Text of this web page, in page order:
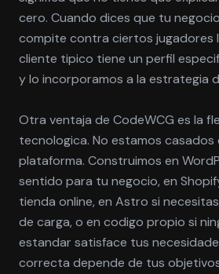
cero. Cuando dices que tu
compite contra ciertos jugadores
cliente tipico tiene un perfil
y lo incorporamos a la estrategia
Otra ventaja de CodeWCG es la
tecnologica. No estamos casados
plataforma. Construimos en
sentido para tu negocio, en
tienda online, en Astro si
de carga, o en codigo propio si
estandar satisface tus
correcta depende de tus